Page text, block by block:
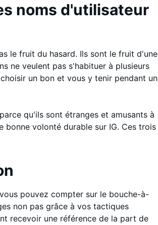
noms d'utilisateur
le fruit du hasard. Ils sont le fruit d'une
ne veulent pas s'habituer à plusieurs
un bon et vous y tenir pendant un
qu'ils sont étranges et amusants à
volonté durable sur IG. Ces trois
pouvez compter sur le bouche-à-
non pas grâce à vos tactiques
recevoir une référence de la part de